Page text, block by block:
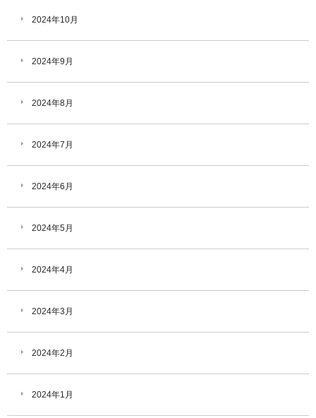
2024年10月
2024年9月
2024年8月
2024年7月
2024年6月
2024年5月
2024年4月
2024年3月
2024年2月
2024年1月